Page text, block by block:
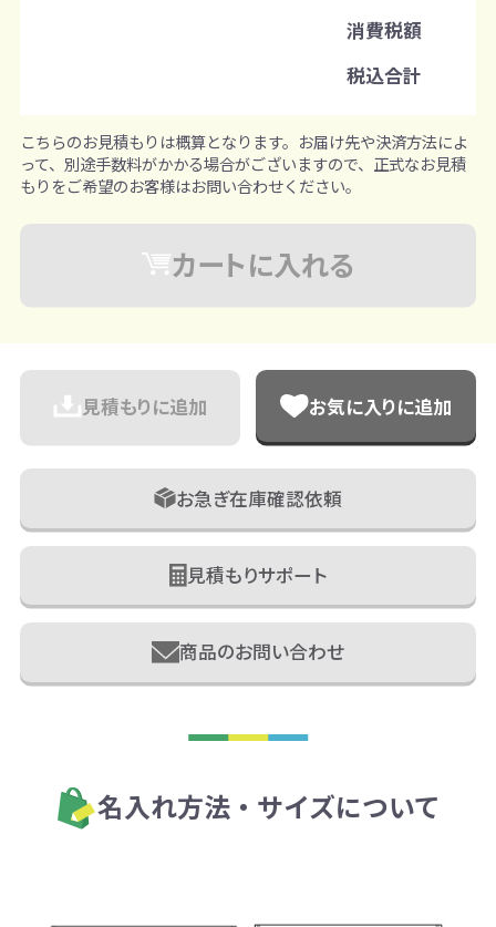
※既製品サンプルは各色3個まで
消費税額
税込合計
こちらのお見積もりは概算となります。お届け先や決済方法によ
って、別途手数料がかかる場合がございますので、正式なお見積
もりをご希望のお客様はお問い合わせください。
カートに入れる
見積もりに追加 お気に入りに追加
お急ぎ在庫確認依頼
見積もりサポート
商品のお問い合わせ
名入れ方法・サイズについて